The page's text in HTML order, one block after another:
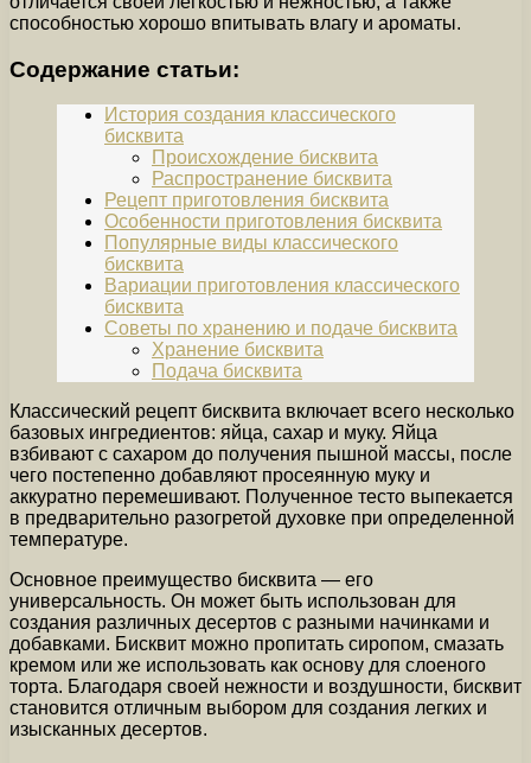
способностью хорошо впитывать влагу и ароматы.
Содержание статьи:
История создания классического
бисквита
Происхождение бисквита
Распространение бисквита
Рецепт приготовления бисквита
Особенности приготовления бисквита
Популярные виды классического
бисквита
Вариации приготовления классического
бисквита
Советы по хранению и подаче бисквита
Хранение бисквита
Подача бисквита
Классический рецепт бисквита включает всего несколько
базовых ингредиентов: яйца, сахар и муку. Яйца
взбивают с сахаром до получения пышной массы, после
чего постепенно добавляют просеянную муку и
аккуратно перемешивают. Полученное тесто выпекается
в предварительно разогретой духовке при определенной
температуре.
Основное преимущество бисквита — его
универсальность. Он может быть использован для
создания различных десертов с разными начинками и
добавками. Бисквит можно пропитать сиропом, смазать
кремом или же использовать как основу для слоеного
торта. Благодаря своей нежности и воздушности, бисквит
становится отличным выбором для создания легких и
изысканных десертов.